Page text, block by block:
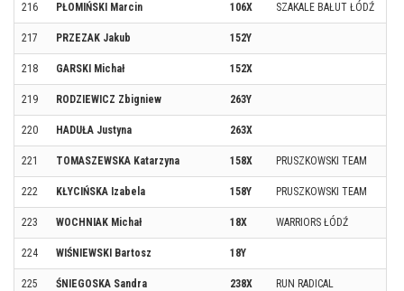
216 PŁOMIŃSKI Marcin 106X SZAKALE BAŁUT ŁÓDŹ
217 PRZEZAK Jakub 152Y
218 GARSKI Michał 152X
219 RODZIEWICZ Zbigniew 263Y
220 HADUŁA Justyna 263X
221 TOMASZEWSKA Katarzyna 158X PRUSZKOWSKI TEAM
222 KŁYCIŃSKA Izabela 158Y PRUSZKOWSKI TEAM
223 WOCHNIAK Michał 18X WARRIORS ŁÓDŹ
224 WIŚNIEWSKI Bartosz 18Y
225 ŚNIEGOSKA Sandra 238X RUN RADICAL